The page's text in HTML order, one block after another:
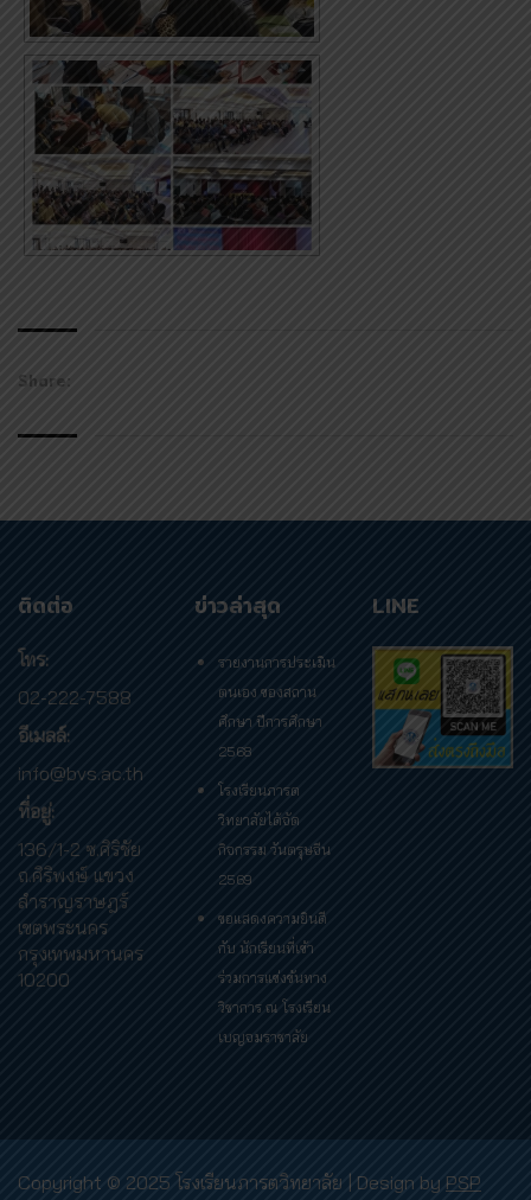
Share:
ติดต่อ
โทร:
02-222-7588
อีเมลล์:
info@bvs.ac.th
ที่อยู่:
136/1-2 ซ.ศิริชัย
ถ.ศิริพงษ์ แขวง
สำราญราษฎร์
เขตพระนคร
กรุงเทพมหานคร
10200
ข่าวล่าสุด
รายงานการประเมิน
ตนเอง ของสถาน
ศึกษา ปีการศึกษา
2568
โรงเรียนภารต
วิทยาลัยได้จัด
กิจกรรม วันตรุษจีน
2569
ขอแสดงความยินดี
กับ นักเรียนที่เข้า
ร่วมการแข่งขันทาง
วิชาการ ณ โรงเรียน
เบญจมราชาลัย
LINE
Copyright © 2025 โรงเรียนภารตวิทยาลัย | Design by PSP